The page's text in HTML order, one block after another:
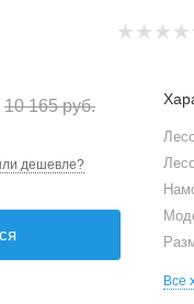
10 165руб.
дешевле?
Все